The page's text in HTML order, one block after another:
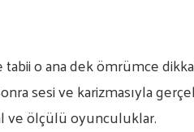
o ana dek ömrümce
sesi ve karizmasıyla
ve ölçülü oyunculuklar.